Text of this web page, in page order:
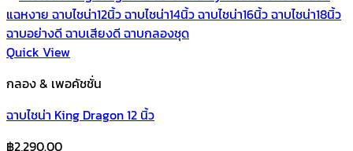
Quick View
กลอง & เพอคัชชั่น
ฉาบไชน่า King Dragon 12 นิ้ว
฿2,290.00